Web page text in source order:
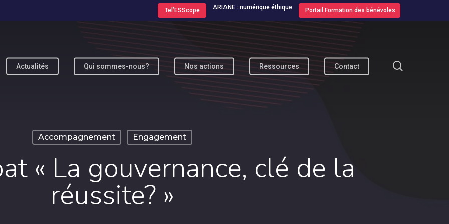
Tel’ESScope ARIANE : numérique éthique Portail Formation des bénévoles
fermer
Actualités Qui sommes-nous? Nos actions Ressources Contact
Accompagnement Engagement
« La gouvernance, clé de la
réussite? »